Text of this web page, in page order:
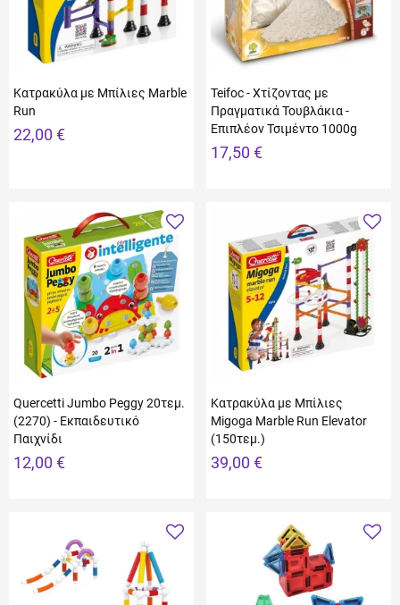
Κατρακύλα με Μπίλιες Marble
Run
22,00 €
Teifoc - Χτίζοντας με
Πραγματικά Τουβλάκια -
Επιπλέον Τσιμέντο 1000g
17,50 €
Quercetti Jumbo Peggy 20τεμ.
(2270) - Εκπαιδευτικό
Παιχνίδι
12,00 €
Κατρακύλα με Μπίλιες
Migoga Marble Run Elevator
(150τεμ.)
39,00 €